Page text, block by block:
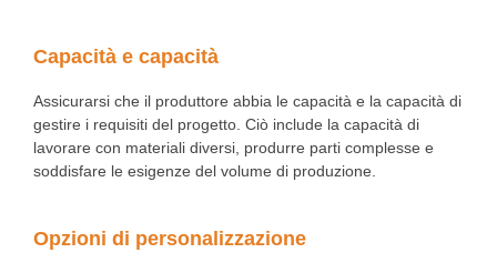
Capacità e capacità
Assicurarsi che il produttore abbia le capacità e la capacità di
gestire i requisiti del progetto. Ciò include la capacità di
lavorare con materiali diversi, produrre parti complesse e
soddisfare le esigenze del volume di produzione.
Opzioni di personalizzazione